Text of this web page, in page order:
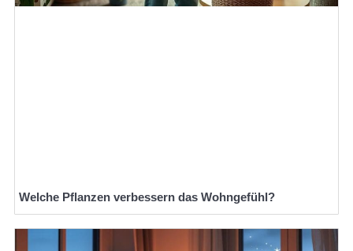
Welche Pflanzen verbessern das Wohngefühl?